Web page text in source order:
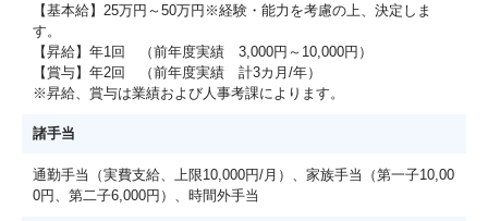
【基本給】25万円～50万円※経験・能力を考慮の上、決定しま
す。
【昇給】年1回 （前年度実績 3,000円～10,000円）
【賞与】年2回 （前年度実績 計3カ月/年）
※昇給、賞与は業績および人事考課によります。
諸手当
通勤手当（実費支給、上限10,000円/月）、家族手当（第一子10,00
0円、第二子6,000円）、時間外手当